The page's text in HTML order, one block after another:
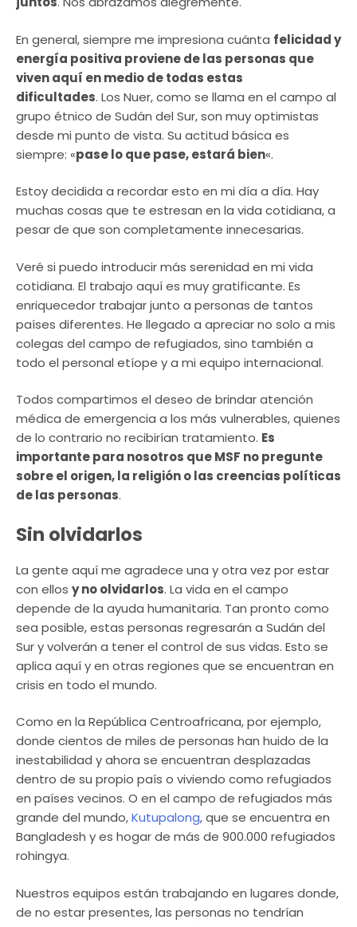
En general, siempre me impresiona cuánta felicidad y
energía positiva proviene de las personas que
viven aquí en medio de todas estas
dificultades. Los Nuer, como se llama en el campo al
grupo étnico de Sudán del Sur, son muy optimistas
desde mi punto de vista. Su actitud básica es
siempre: «pase lo que pase, estará bien«.
Estoy decidida a recordar esto en mi día a día. Hay
muchas cosas que te estresan en la vida cotidiana, a
pesar de que son completamente innecesarias.
Veré si puedo introducir más serenidad en mi vida
cotidiana. El trabajo aquí es muy gratificante. Es
enriquecedor trabajar junto a personas de tantos
países diferentes. He llegado a apreciar no solo a mis
colegas del campo de refugiados, sino también a
todo el personal etíope y a mi equipo internacional.
Todos compartimos el deseo de brindar atención
médica de emergencia a los más vulnerables, quienes
de lo contrario no recibirían tratamiento. Es
importante para nosotros que MSF no pregunte
sobre el origen, la religión o las creencias políticas
de las personas.
Sin olvidarlos
La gente aquí me agradece una y otra vez por estar
con ellos y no olvidarlos. La vida en el campo
depende de la ayuda humanitaria. Tan pronto como
sea posible, estas personas regresarán a Sudán del
Sur y volverán a tener el control de sus vidas. Esto se
aplica aquí y en otras regiones que se encuentran en
crisis en todo el mundo.
Como en la República Centroafricana, por ejemplo,
donde cientos de miles de personas han huido de la
inestabilidad y ahora se encuentran desplazadas
dentro de su propio país o viviendo como refugiados
en países vecinos. O en el campo de refugiados más
grande del mundo,Kutupalong, que se encuentra en
Bangladesh y es hogar de más de 900.000 refugiados
rohingya.
Nuestros equipos están trabajando en lugares donde,
de no estar presentes, las personas no tendrían